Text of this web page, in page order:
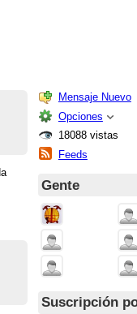
Mensaje Nuevo
Opciones
18088 vistas
Feeds
Gente
Suscripción